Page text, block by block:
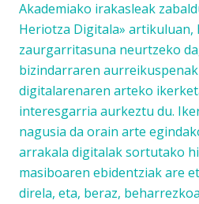
Akademiako irakasleak
Heriotza Digitala» artikuluan,
zaurgarritasuna neurtzeko
bizindarraren
digitalarenaren arteko
interesgarria aurkeztu du.
nagusia da orain arte
arrakala digitalak sortutako
masiboaren ebidentziak are
direla, eta, beraz,